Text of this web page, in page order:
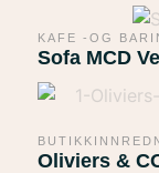
KAFE -OG
Sofa MCD
Oliviers &